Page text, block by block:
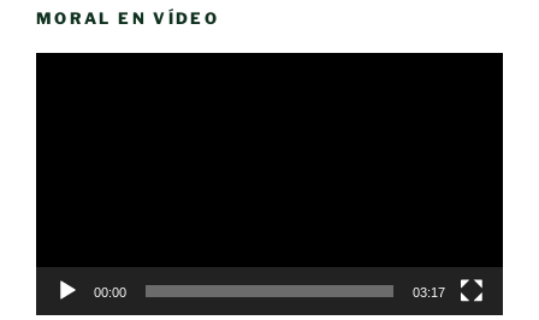
MORAL EN VÍDEO
00:00 03:17